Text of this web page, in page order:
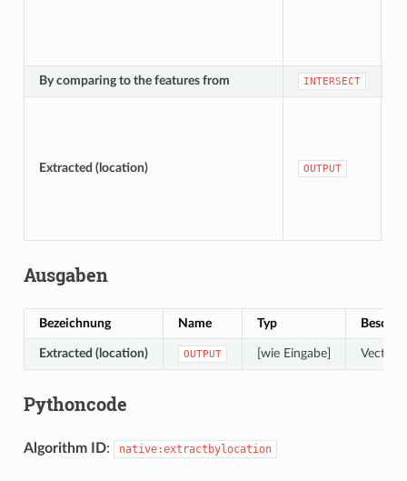
By comparing to the features from INTERSECT
Extracted (location) OUTPUT
Ausgaben
Bezeichnung Name Typ
Extracted (location) OUTPUT [wie Eingabe] Vector
Pythoncode
Algorithm ID: native:extractbylocation